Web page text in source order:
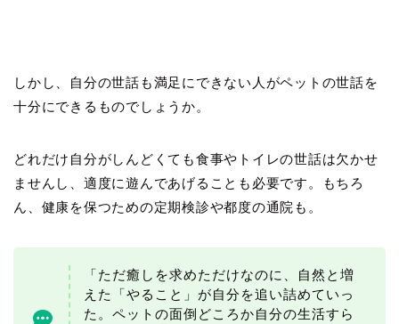
しかし、自分の世話も満足にできない人がペットの世話を
十分にできるものでしょうか。
どれだけ自分がしんどくても食事やトイレの世話は欠かせ
ませんし、適度に遊んであげることも必要です。もちろ
ん、健康を保つための定期検診や都度の通院も。
「ただ癒しを求めただけなのに、自然と増
えた「やること」が自分を追い詰めていっ
た。ペットの面倒どころか自分の生活すら